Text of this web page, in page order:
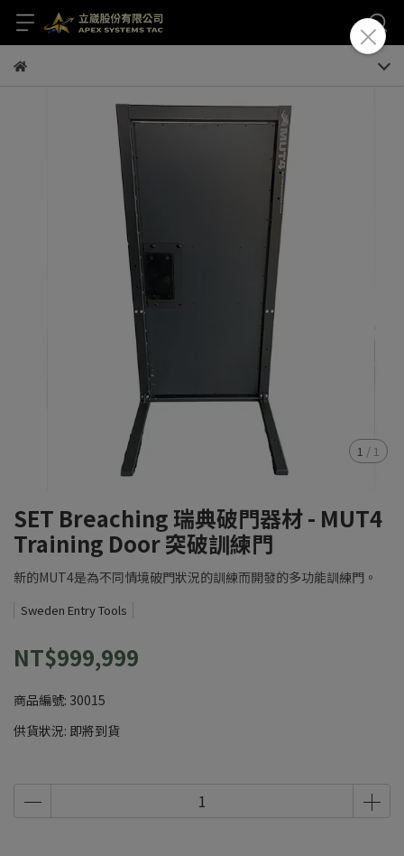
1 / 1
SET Breaching 瑞典破門器材 - MUT4
Training Door 突破訓練門
新的MUT4是為不同情境破門狀況的訓練而開發的多功能訓練門。
Sweden Entry Tools
NT$999,999
商品編號: 30015
供貨狀況: 即將到貨